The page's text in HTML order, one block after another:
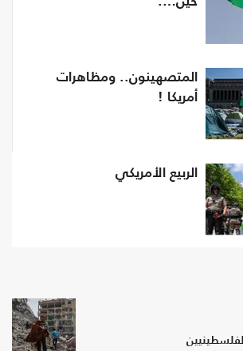
المتصهينون.. ومظاهرات
أمريكا !
الربيع الأمريكي